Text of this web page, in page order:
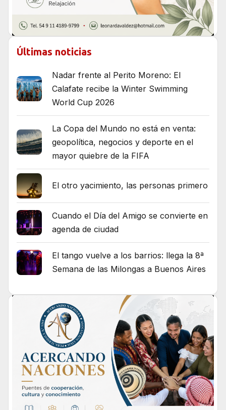
Últimas noticias
Nadar frente al Perito Moreno: El
Calafate recibe la Winter Swimming
World Cup 2026
La Copa del Mundo no está en venta:
geopolítica, negocios y deporte en el
mayor quiebre de la FIFA
El otro yacimiento, las personas primero
Cuando el Día del Amigo se convierte en
agenda de ciudad
El tango vuelve a los barrios: llega la 8ª
Semana de las Milongas a Buenos Aires